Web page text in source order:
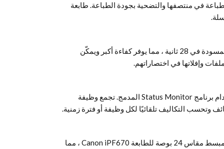
في منتصفها والتضحية بجودة الطباعة. طابعة
سرعة طباعة أسرع تتيح إخراج A1 في وضع المسودة في 28 ثانية ، مما يوفر كفاءة أكبر ويمكّن
وإفلاتها في اختصاراتهم.
قم بإدارة تكاليف الطباعة بسهولة أكبر باستخدام برنامج Status Monitor المدمج. تجمع وظيفة
استفد من مساحتك بشكل أفضل مع الهيكل المبسط مقاس 24 بوصة للطابعة Canon iPF670 ، مما